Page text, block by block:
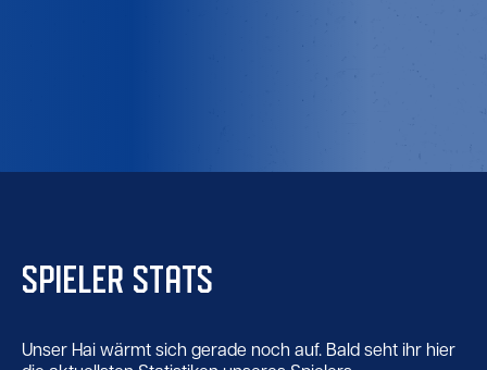
SPIELER STATS
Unser Hai wärmt sich gerade noch auf. Bald seht ihr hier